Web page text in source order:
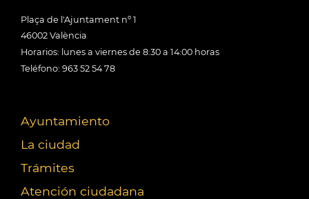
Plaça de l'Ajuntament nº 1
46002 València
Horarios: lunes a viernes de 8:30 a 14:00 horas
Teléfono: 963 52 54 78
Ayuntamiento
La ciudad
Trámites
Atención ciudadana